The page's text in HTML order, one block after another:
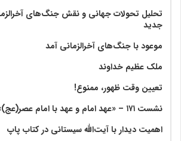
تحلیل تحولات جهانی و نقش جنگ‌های
جدید
موعود با جنگ‌های آخرالزمانی آمد
ملک عظیم خداوند
تعیین وقت ظهور، ممنوع!
نشست ۱۷۱ – «عهد امام و عهد با امام عصر(عج)»
اهمیت دیدار با آیت‌الله سیستانی در کتاب پاپ